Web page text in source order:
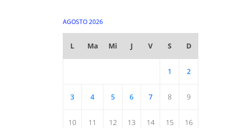
AGOSTO 2026
L Ma Mi J V S D
1 2
3 4 5 6 7 8 9
10 11 12 13 14 15 16